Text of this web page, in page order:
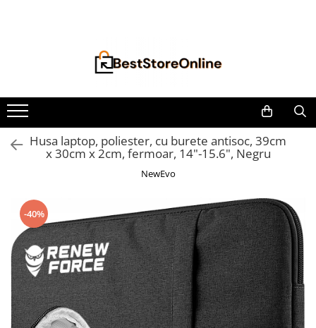
Accesorii aparate climatizare
Accesorii console gaming
Accesorii si Piese Aspiratoare
Aspiratoare Universale
Dyson
Karcher Parkside
Philips
Tefal Rowenta X-Force Flex
Xiaomi Roborock
Aspiratoare
Auto Moto
Accesorii auto interioare
Husa laptop, poliester, cu burete antisoc, 39cm
x 30cm x 2cm, fermoar, 14"-15.6", Negru
NewEvo
-40%